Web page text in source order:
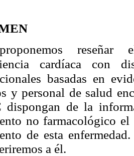
reseñar
cardíaca con
basadas en
y personal de salud
dispongan de la
no farmacológico
de esta
a él.